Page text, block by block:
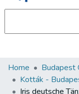
Communities &
All of DSpace
Home
Budapest